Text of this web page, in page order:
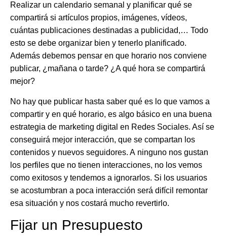
Realizar un calendario semanal y planificar qué se
compartirá si artículos propios, imágenes, vídeos,
cuántas publicaciones destinadas a publicidad,… Todo
esto se debe organizar bien y tenerlo planificado.
Además debemos pensar en que horario nos conviene
publicar, ¿mañana o tarde? ¿A qué hora se compartirá
mejor?
No hay que publicar hasta saber qué es lo que vamos a
compartir y en qué horario, es algo básico en una buena
estrategia de marketing digital en Redes Sociales. Así se
conseguirá mejor interacción, que se compartan los
contenidos y nuevos seguidores. A ninguno nos gustan
los perfiles que no tienen interacciones, no los vemos
como exitosos y tendemos a ignorarlos. Si los usuarios
se acostumbran a poca interacción será difícil remontar
esa situación y nos costará mucho revertirlo.
Fijar un Presupuesto